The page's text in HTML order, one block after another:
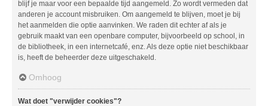
blijf je maar voor een bepaalde tijd aangemeld. Zo wordt vermeden dat
anderen je account misbruiken. Om aangemeld te blijven, moet je bij
het aanmelden die optie aanvinken. We raden dit echter af als je
gebruik maakt van een openbare computer, bijvoorbeeld op school, in
de bibliotheek, in een internetcafé, enz. Als deze optie niet beschikbaar
is, heeft de beheerder deze uitgeschakeld.
Omhoog
Wat doet "verwijder cookies"?